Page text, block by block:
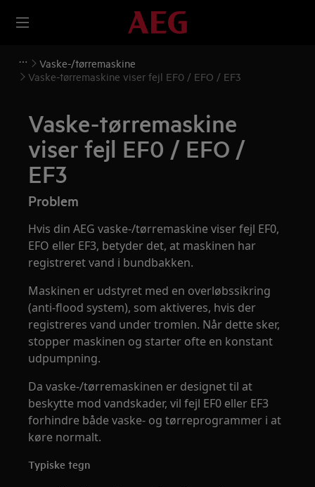
Vaske-/tørremaskine
Vaske-tørremaskine viser fejl EF0 / EFO / EF3
Vaske-tørremaskine
viser fejl EF0 / EFO /
EF3
Problem
Hvis din AEG vaske-/tørremaskine viser fejl EF0,
EFO eller EF3, betyder det, at maskinen har
registreret vand i bundbakken.
Maskinen er udstyret med en overløbssikring
(anti-flood system), som aktiveres, hvis der
registreres vand under tromlen. Når dette sker,
stopper maskinen og starter ofte en konstant
udpumpning.
Da vaske-/tørremaskinen er designet til at
beskytte mod vandskader, vil fejl EF0 eller EF3
forhindre både vaske- og tørreprogrammer i at
køre normalt.
Typiske tegn